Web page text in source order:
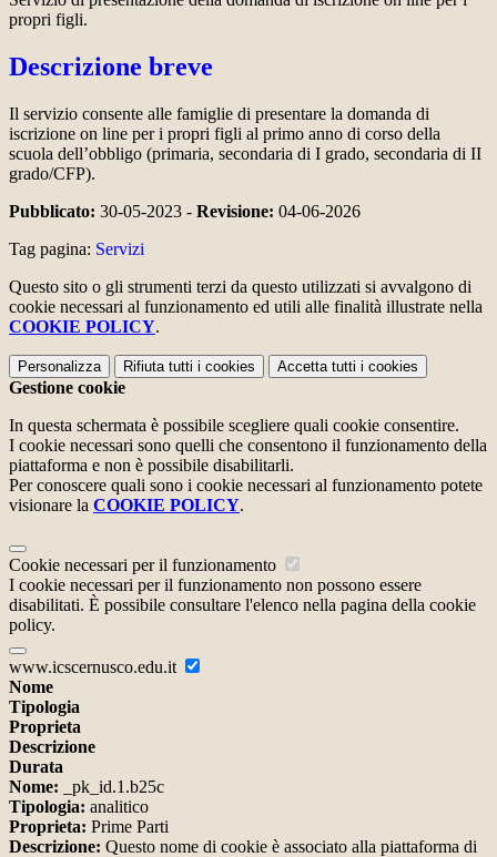
propri figli.
Descrizione breve
Il servizio consente alle famiglie di presentare la domanda di
iscrizione on line per i propri figli al primo anno di corso della
scuola dell’obbligo (primaria, secondaria di I grado, secondaria di II
grado/CFP).
Pubblicato: 30-05-2023 - Revisione: 04-06-2026
Tag pagina: Servizi
Questo sito o gli strumenti terzi da questo utilizzati si avvalgono di
cookie necessari al funzionamento ed utili alle finalità illustrate nella
COOKIE POLICY.
Personalizza Rifiuta tutti i cookies Accetta tutti i cookies
Gestione cookie
In questa schermata è possibile scegliere quali cookie consentire.
I cookie necessari sono quelli che consentono il funzionamento della
piattaforma e non è possibile disabilitarli.
Per conoscere quali sono i cookie necessari al funzionamento potete
visionare la COOKIE POLICY.
Cookie necessari per il funzionamento
I cookie necessari per il funzionamento non possono essere
disabilitati. È possibile consultare l'elenco nella pagina della cookie
policy.
www.icscernusco.edu.it
Nome
Tipologia
Proprieta
Descrizione
Durata
Nome: _pk_id.1.b25c
Tipologia: analitico
Proprieta: Prime Parti
Descrizione: Questo nome di cookie è associato alla piattaforma di